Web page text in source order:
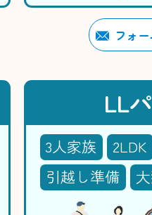
フォ
LL
3人家族 2LDK
引越し準備